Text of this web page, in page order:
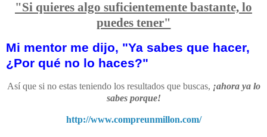
"Si quieres algo suficientemente bastante, lo
puedes tener"
Mi mentor me dijo, "Ya sabes que hacer,
¿Por qué no lo haces?"
Así que si no estas teniendo los resultados que buscas, ¡ahora ya lo
sabes porque!
http://www.compreunmillon.com/